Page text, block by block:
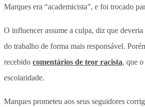
Marques era “academicista”, e foi trocado
O influencer assume a culpa, diz que
do trabalho de forma mais responsável.
recebido comentários de teor racista, que
escolaridade.
Marques prometeu aos seus seguidores